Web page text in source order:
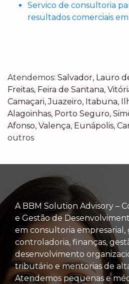
Servico de consultoria
resultados comerciais
Atendemos: Salvador, Lauro
Freitas, Feira de Santana,
Camaçari,Juazeiro, Itabuna,
Alagoinhas, Porto Seguro,
Afonso, Valença, Eunápolis,
outros
A BBM Solution Advisory –
e Gestão de
em consultoria empresarial,
controladoria, finanças,
desenvolvimento
tributário e mentorias de
Atendemos pequenas e